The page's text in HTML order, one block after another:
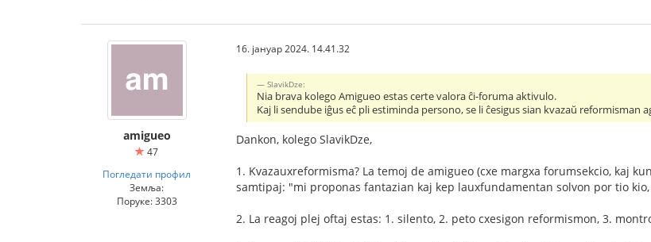
amigueo
47
Погледати профил
Земља:
Поруке: 3303
16. јануар 2024. 14.41.32
SlavikDze:
Nia brava kolego Amigueo estas certe valora ĉi-foruma aktivulo.
Kaj li sendube iĝus eĉ pli estiminda persono, se li ĉesigus sian kvazaŭ reformisman
Dankon, kolego SlavikDze,
1. Kvazauxreformisma? La temoj de amigueo (cxe margxa forumsekcio, kaj
samtipaj: "mi proponas fantazian kaj kep lauxfundamentan solvon por tio
2. La reagoj plej oftaj estas: 1. silento, 2. peto cxesigon reformismon, 3.